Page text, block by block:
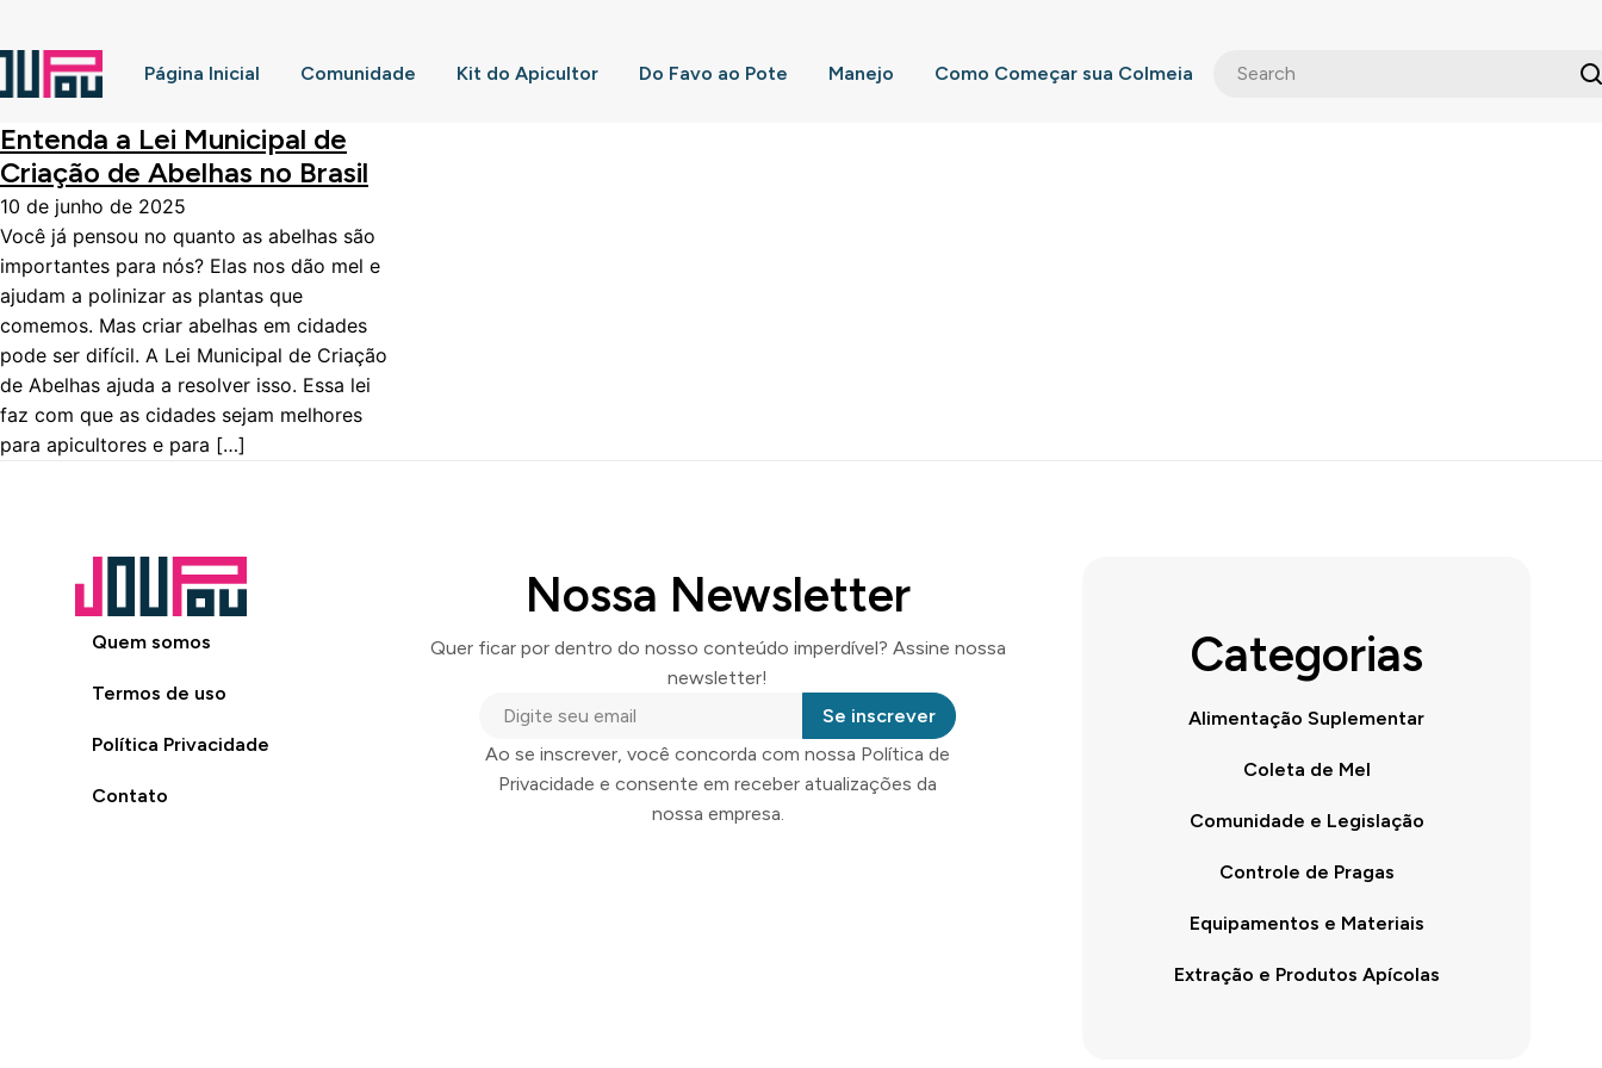
Página Inicial Comunidade Kit do Apicultor Do Favo ao Pote Manejo Como Começar sua Colmeia
Entenda a Lei Municipal de
Criação de Abelhas no Brasil
10 de junho de 2025
Você já pensou no quanto as abelhas são
importantes para nós? Elas nos dão mel e
ajudam a polinizar as plantas que
comemos. Mas criar abelhas em cidades
pode ser difícil. A Lei Municipal de Criação
de Abelhas ajuda a resolver isso. Essa lei
faz com que as cidades sejam melhores
para apicultores e para […]
Quem somos
Termos de uso
Política Privacidade
Contato
Nossa Newsletter
Quer ficar por dentro do nosso conteúdo imperdível? Assine nossa
newsletter!
Se inscrever
Ao se inscrever, você concorda com nossa Política de
Privacidade e consente em receber atualizações da
nossa empresa.
Categorias
Alimentação Suplementar
Coleta de Mel
Comunidade e Legislação
Controle de Pragas
Equipamentos e Materiais
Extração e Produtos Apícolas